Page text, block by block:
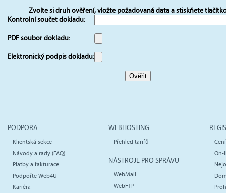
Zvolte si druh ověření, vložte požadovaná data a stiskňete
Kontrolní součet dokladu:
PDF soubor dokladu:
Elektronický podpis dokladu:
PODPORA
Klientská sekce
Návody a rady (FAQ)
Platby a fakturace
Podpořte Web4U
Kariéra
WEBHOSTING
Přehled tarifů
NÁSTROJE PRO SPRÁVU
WebMail
WebFTP
On-